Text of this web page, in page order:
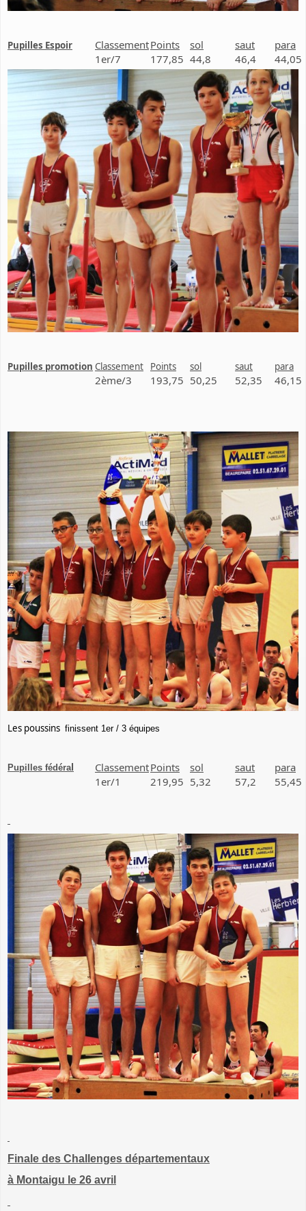
Pupilles Espoir ClassementPoints sol saut
para
1er/7
177,85 44,8 46,4 44,05
Pupilles promotion Classement Points sol saut para
2ème/3 193,75 50,25 52,35 46,15
Les poussins finissent 1er / 3 équipes
Pupilles fédéral ClassementPoints sol saut
para
1er/1
219,95 5,32 57,2 55,45
Finale des Challenges départementaux
à Montaigu le 26 avril